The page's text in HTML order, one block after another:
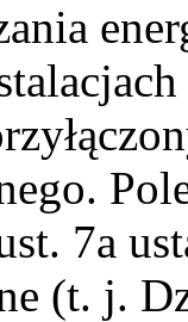
7a
(t. j.